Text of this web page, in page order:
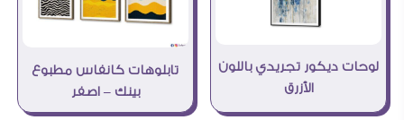
لوحات ديكور تجريدي باللون
الأزرق
تابلوهات كانفاس مطبوع
بينك – اصفر